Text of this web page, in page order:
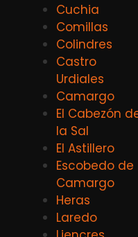
Cuchia
Comillas
Colindres
Castro
Urdiales
Camargo
El Cabezón
la Sal
El Astillero
Escobedo de
Camargo
Heras
Laredo